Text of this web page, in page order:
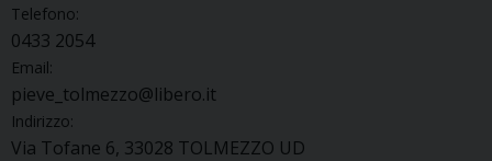
Telefono:
0433 2054
Email:
pieve_tolmezzo@libero.it
Indirizzo:
Via Tofane 6, 33028 TOLMEZZO UD